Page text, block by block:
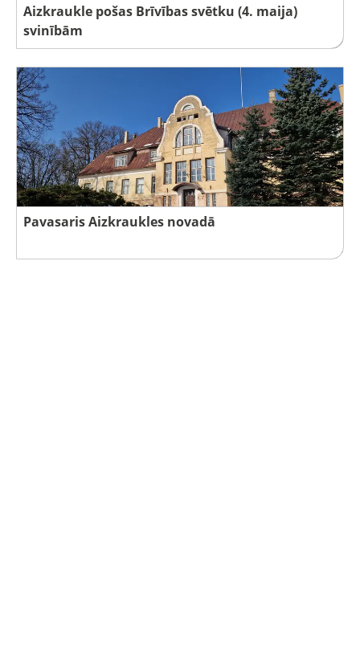
Aizkraukle pošas Brīvības svētku (4. maija)
svinībām
Pavasaris Aizkraukles novadā